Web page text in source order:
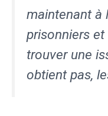
maintenant à
prisonniers
trouver une
obtient pas,